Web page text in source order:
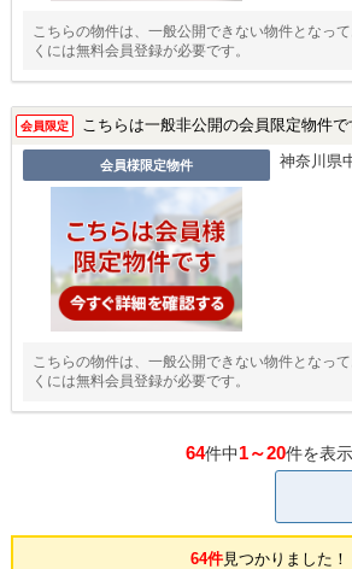
こちらの物件は、一般公開できない物件となっ
くには無料会員登録が必要です。
会員限定 こちらは一般非公開の会員限定物件で
会員様限定物件 神奈川県
こちらの物件は、一般公開できない物件となっ
くには無料会員登録が必要です。
64件中1～20件を表示
64件見つかりました！